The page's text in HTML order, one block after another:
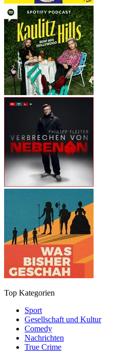
Top Kategorien
Sport
Gesellschaft und Kultur
Comedy
Nachrichten
True Crime